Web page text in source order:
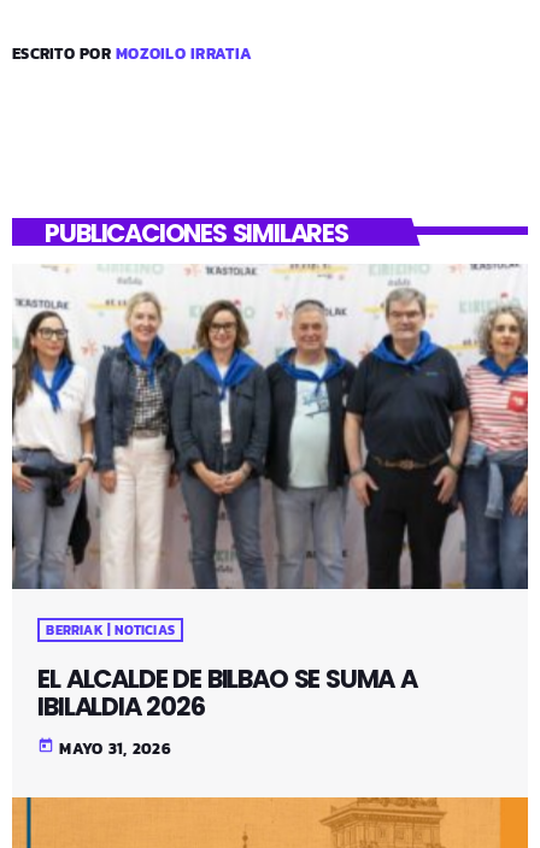
ESCRITO PORMOZOILO IRRATIA
PUBLICACIONES SIMILARES
BERRIAK | NOTICIAS
EL ALCALDE DE BILBAO SE SUMA A
IBILALDIA 2026
today MAYO 31, 2026